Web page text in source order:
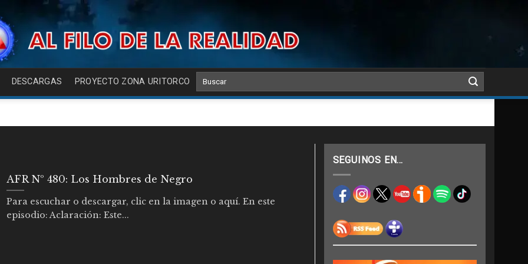
DESCARGAS PROYECTO ZONA URITORCO
AFR Nº 480: Los Hombres de Negro
Para escuchar o descargar, clic en la imagen o aquí. En este
episodio: Aclaración: Este...
SEGUINOS EN…